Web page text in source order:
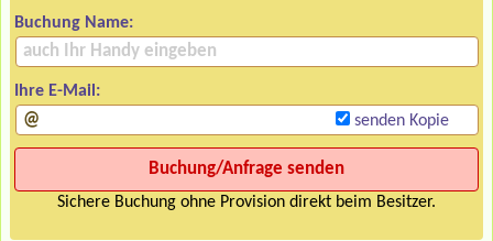
Buchung Name:
Ihre E-Mail:
senden Kopie
Sichere Buchung ohne Provision direkt beim Besitzer.